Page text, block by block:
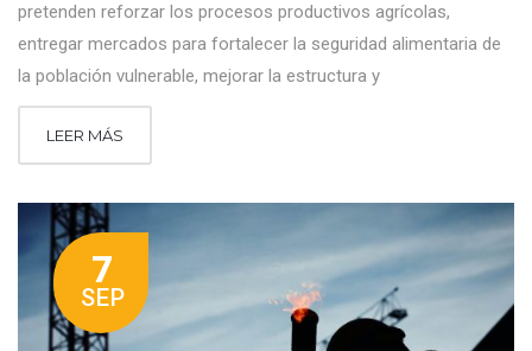
pretenden reforzar los procesos productivos agrícolas,
entregar mercados para fortalecer la seguridad alimentaria de
la población vulnerable, mejorar la estructura y
LEER MÁS
7
SEP